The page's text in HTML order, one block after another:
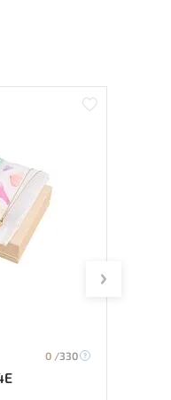
0 /330